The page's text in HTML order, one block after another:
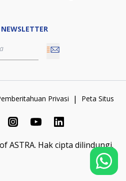
Privasi | Peta Situs
ASTRA. Hak cipta dilindungi.